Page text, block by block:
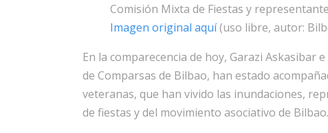
Comisión Mixta de Fiestas y
Imagen original aquí(uso libre, autor:
En la comparecencia de hoy, Garazi Askasibar
de Comparsas de Bilbao, han estado
veteranas, que han vivido las inundaciones,
de fiestas y del movimiento asociativo de